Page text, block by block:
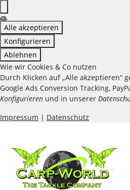
Alle akzeptieren
Konfigurieren
Ablehnen
Wie wir Cookies & Co nutzen
Durch Klicken auf „Alle akzeptieren“
Google Ads Conversion Tracking,
Konfigurieren und in unserer
Impressum | Datenschutz